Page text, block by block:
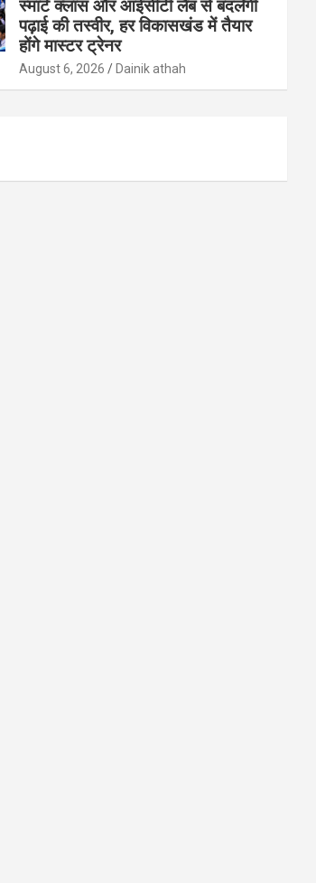
स्मार्ट क्लास और आईसीटी लैब से बदलेगी
पढ़ाई की तस्वीर, हर विकासखंड में तैयार
होंगे मास्टर ट्रेनर
August 6, 2026 Dainik athah